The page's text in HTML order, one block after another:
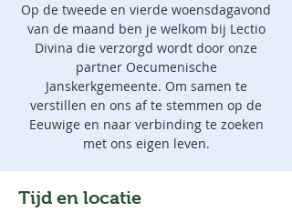
Op de tweede en vierde woensdagavond
van de maand ben je welkom bij Lectio
Divina die verzorgd wordt door onze
partner Oecumenische
Janskerkgemeente. Om samen te
verstillen en ons af te stemmen op de
Eeuwige en naar verbinding te zoeken
met ons eigen leven.
Tijd en locatie